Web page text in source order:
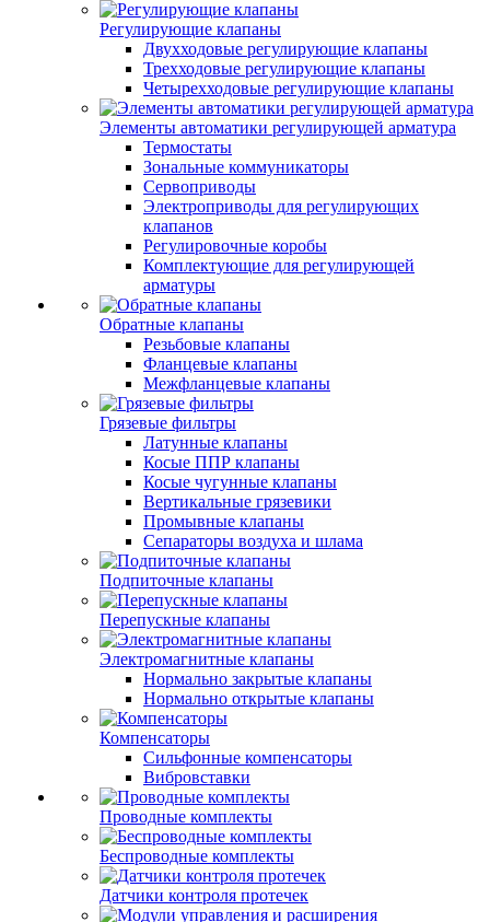
Регулирующие клапаны
Двухходовые регулирующие клапаны
Трехходовые регулирующие клапаны
Четырехходовые регулирующие клапаны
Элементы автоматики регулирующей арматура
Термостаты
Зональные коммуникаторы
Сервоприводы
Электроприводы для регулирующих
клапанов
Регулировочные коробы
Комплектующие для регулирующей
арматуры
Обратные клапаны
Резьбовые клапаны
Фланцевые клапаны
Межфланцевые клапаны
Грязевые фильтры
Латунные клапаны
Косые ППР клапаны
Косые чугунные клапаны
Вертикальные грязевики
Промывные клапаны
Сепараторы воздуха и шлама
Подпиточные клапаны
Перепускные клапаны
Электромагнитные клапаны
Нормально закрытые клапаны
Нормально открытые клапаны
Компенсаторы
Сильфонные компенсаторы
Вибровставки
Проводные комплекты
Беспроводные комплекты
Датчики контроля протечек